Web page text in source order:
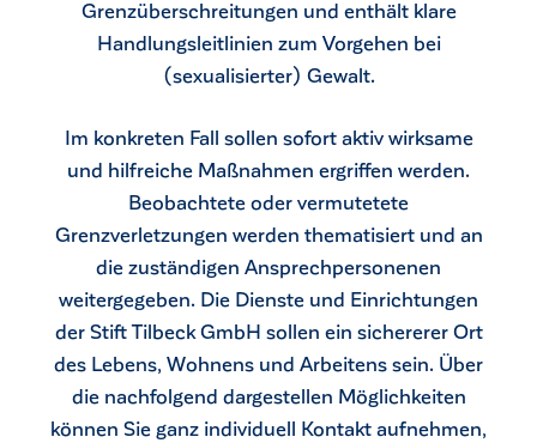
Grenzüberschreitungen und enthält klare
Handlungsleitlinien zum Vorgehen bei
(sexualisierter) Gewalt.
Im konkreten Fall sollen sofort aktiv wirksame
und hilfreiche Maßnahmen ergriffen werden.
Beobachtete oder vermutetete
Grenzverletzungen werden thematisiert und an
die zuständigen Ansprechpersonenen
weitergegeben. Die Dienste und Einrichtungen
der Stift Tilbeck GmbH sollen ein sichererer Ort
des Lebens, Wohnens und Arbeitens sein. Über
die nachfolgend dargestellen Möglichkeiten
können Sie ganz individuell Kontakt aufnehmen,